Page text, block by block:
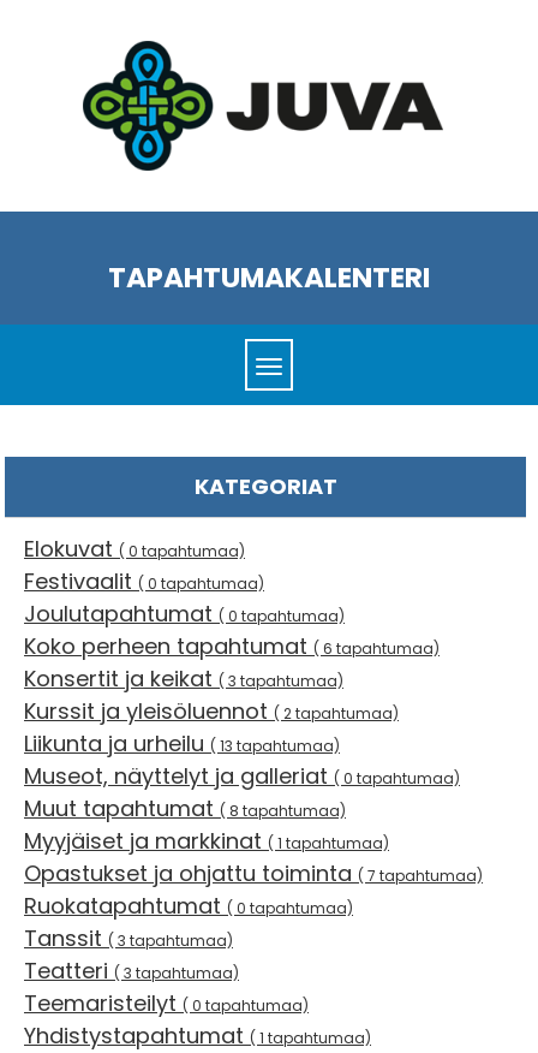
TAPAHTUMAKALENTERI
KATEGORIAT
Elokuvat ( 0 tapahtumaa)
Festivaalit ( 0 tapahtumaa)
Joulutapahtumat ( 0 tapahtumaa)
Koko perheen tapahtumat ( 6 tapahtumaa)
Konsertit ja keikat ( 3 tapahtumaa)
Kurssit ja yleisöluennot ( 2 tapahtumaa)
Liikunta ja urheilu ( 13 tapahtumaa)
Museot, näyttelyt ja galleriat ( 0 tapahtumaa)
Muut tapahtumat ( 8 tapahtumaa)
Myyjäiset ja markkinat ( 1 tapahtumaa)
Opastukset ja ohjattu toiminta ( 7 tapahtumaa)
Ruokatapahtumat ( 0 tapahtumaa)
Tanssit ( 3 tapahtumaa)
Teatteri ( 3 tapahtumaa)
Teemaristeilyt ( 0 tapahtumaa)
Yhdistystapahtumat ( 1 tapahtumaa)